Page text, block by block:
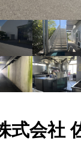
式会社